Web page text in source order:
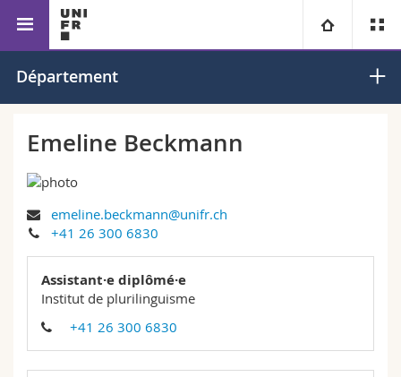
Université
Campus
Recherche
Droit
Vous êtes
Futurs étudiants
Médias
Chercheurs
Ressources
Bibliothèques
Faculté des sciences de
l’éducation et de la formation
Département de formation
Département
Emeline Beckmann
emeline.beckmann@unifr.ch
+41 26 300 6830
Assistant·e diplômé·e
Institut de plurilinguisme
+41 26 300 6830